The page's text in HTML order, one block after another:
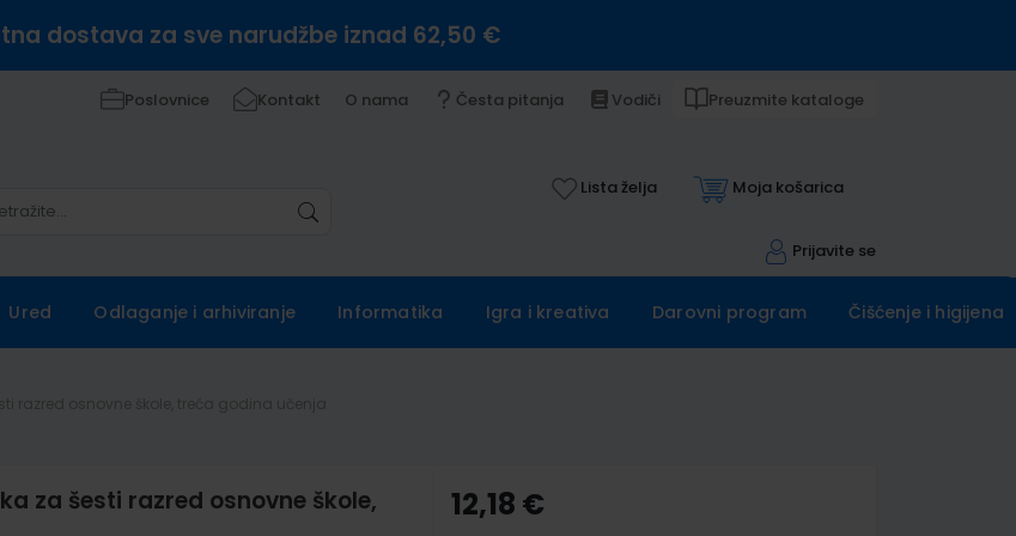
dostava za sve narudžbe iznad 62,50 €
Poslovnice Kontakt O nama Česta pitanja Vodiči Preuzmite kataloge
Lista želja Moja košarica
Prijavite se
Ured Odlaganje i arhiviranje Informatika Igra i kreativa Darovni program Čišćenje i higijena
za šesti razred osnovne škole,
12,18 €